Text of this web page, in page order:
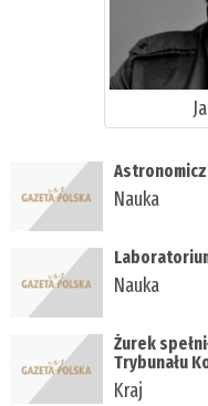
Nauka
Nauka
Żurek
Trybunału
Kraj